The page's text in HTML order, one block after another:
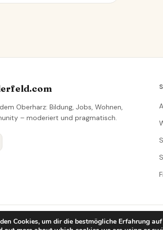
Oberharz: Bildung, Jobs, Wohnen,
– moderiert und pragmatisch.
Lokales Netzwerk
Cookies, um dir die bestmögliche Erfahrung